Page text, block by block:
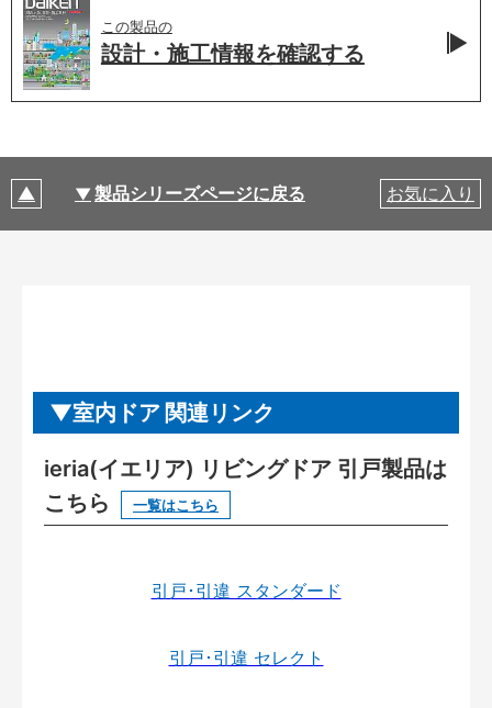
この製品の
設計・施工情報を確認する
製品シリーズページに戻る お気に入り
室内ドア 関連リンク
ieria(イエリア) リビングドア 引戸製品は
こちら
一覧はこちら
引戸･引違 スタンダード
引戸･引違 セレクト